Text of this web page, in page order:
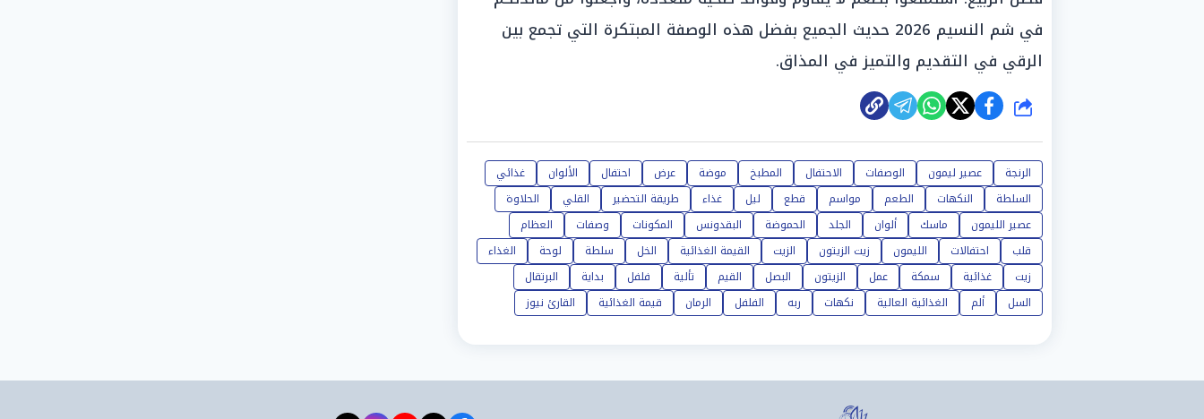
في شم النسيم 2026 حديث الجميع بفضل هذه الوصفة المبتكرة التي تجمع بين
الرقي في التقديم والتميز في المذاق.
شارك
الرنجة عصير ليمون الوصفات الاحتفال المطبخ موضة عرض احتفال الألوان
غذائي
السلطة
النكهات الطعم مواسم قطع ليل غذاء طريقة التحضير القلي
الحلاوة
عصير الليمون
ماسك ألوان الجلد الحموضة البقدونس المكونات وصفات
العظام
قلب
احتفالات الليمون زيت الزيتون الزيت القيمة الغذائية الخل سلطة لوحة
الغذاء
زيت
غذائية سمكة عمل الزيتون البصل القيم تألية فلفل بداية
البرتقال
السل
ألم الغذائية العالية نكهات ربه الفلفل الرمان قيمة الغذائية القارئ نيوز